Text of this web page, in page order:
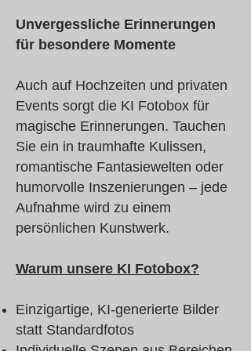
Unvergessliche Erinnerungen
für besondere Momente
Auch auf Hochzeiten und privaten
Events sorgt die KI Fotobox für
magische Erinnerungen. Tauchen
Sie ein in traumhafte Kulissen,
romantische Fantasiewelten oder
humorvolle Inszenierungen – jede
Aufnahme wird zu einem
persönlichen Kunstwerk.
Warum unsere KI Fotobox?
Einzigartige, KI-generierte Bilder
statt Standardfotos